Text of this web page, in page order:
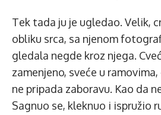
Tek tada ju je ugledao. Velik,
obliku srca, sa njenom
gledala negde kroz njega.
zamenjeno, sveće u
ne pripada zaboravu. Kao da
Sagnuo se, kleknuo i ispružio